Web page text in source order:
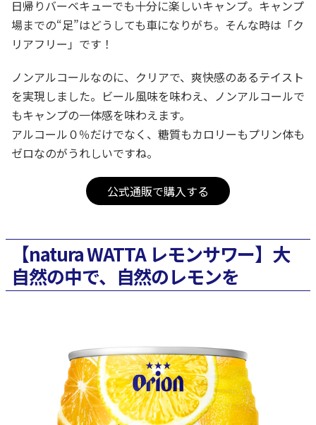
日帰りバーベキューでも十分に楽しいキャンプ。キャンプ
場までの“足”はどうしても車になりがち。そんな時は「ク
リアフリー」です！
ノンアルコールなのに、クリアで、爽快感のあるテイスト
を実現しました。ビール風味を味わえ、ノンアルコールで
もキャンプの一体感を味わえます。
アルコール０％だけでなく、糖質もカロリーもプリン体も
ゼロなのがうれしいですね。
公式通販で購入する
【natura WATTA レモンサワー】大
自然の中で、自然のレモンを